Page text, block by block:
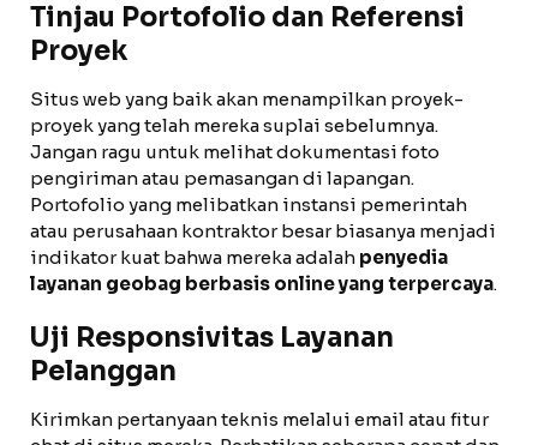
Tinjau Portofolio dan Referensi
Proyek
Situs web yang baik akan menampilkan proyek-
proyek yang telah mereka suplai sebelumnya.
Jangan ragu untuk melihat dokumentasi foto
pengiriman atau pemasangan di lapangan.
Portofolio yang melibatkan instansi pemerintah
atau perusahaan kontraktor besar biasanya menjadi
indikator kuat bahwa mereka adalah penyedia
layanan geobag berbasis online yang terpercaya.
Uji Responsivitas Layanan
Pelanggan
Kirimkan pertanyaan teknis melalui email atau fitur